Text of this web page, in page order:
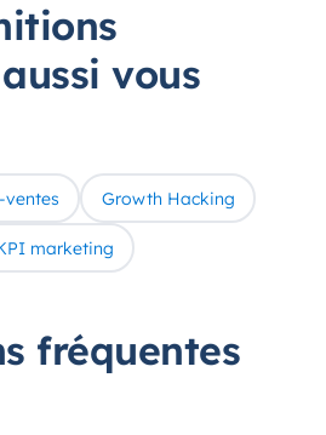
vous
ventes Growth Hacking
marketing
fréquentes